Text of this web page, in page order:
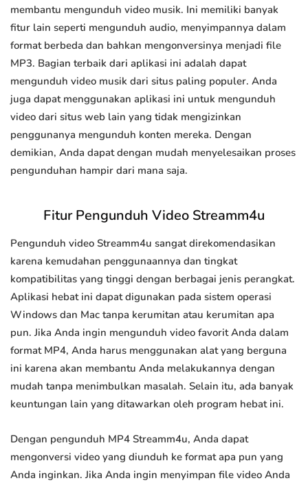
membantu mengunduh video musik. Ini memiliki banyak
fitur lain seperti mengunduh audio, menyimpannya dalam
format berbeda dan bahkan mengonversinya menjadi file
MP3. Bagian terbaik dari aplikasi ini adalah dapat
mengunduh video musik dari situs paling populer. Anda
juga dapat menggunakan aplikasi ini untuk mengunduh
video dari situs web lain yang tidak mengizinkan
penggunanya mengunduh konten mereka. Dengan
demikian, Anda dapat dengan mudah menyelesaikan proses
pengunduhan hampir dari mana saja.
Fitur Pengunduh Video Streamm4u
Pengunduh video Streamm4u sangat direkomendasikan
karena kemudahan penggunaannya dan tingkat
kompatibilitas yang tinggi dengan berbagai jenis perangkat.
Aplikasi hebat ini dapat digunakan pada sistem operasi
Windows dan Mac tanpa kerumitan atau kerumitan apa
pun. Jika Anda ingin mengunduh video favorit Anda dalam
format MP4, Anda harus menggunakan alat yang berguna
ini karena akan membantu Anda melakukannya dengan
mudah tanpa menimbulkan masalah. Selain itu, ada banyak
keuntungan lain yang ditawarkan oleh program hebat ini.
Dengan pengunduh MP4 Streamm4u, Anda dapat
mengonversi video yang diunduh ke format apa pun yang
Anda inginkan. Jika Anda ingin menyimpan file video Anda